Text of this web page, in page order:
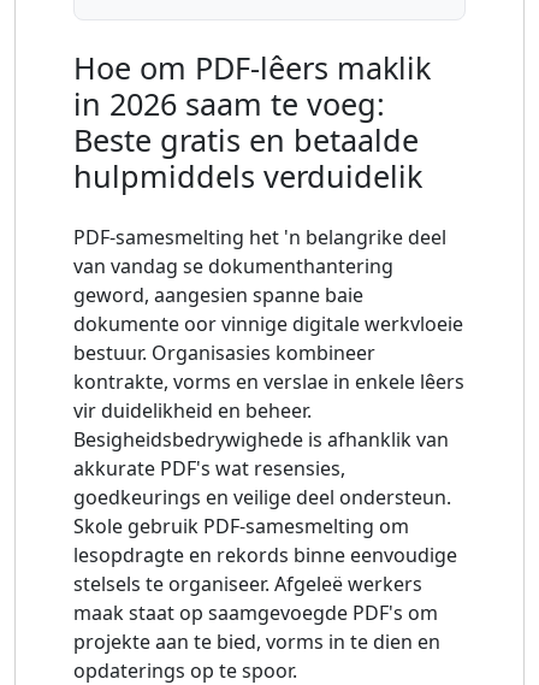
Hoe om PDF-lêers maklik
in 2026 saam te voeg:
Beste gratis en betaalde
hulpmiddels verduidelik
PDF-samesmelting het 'n belangrike deel
van vandag se dokumenthantering
geword, aangesien spanne baie
dokumente oor vinnige digitale werkvloeie
bestuur. Organisasies kombineer
kontrakte, vorms en verslae in enkele lêers
vir duidelikheid en beheer.
Besigheidsbedrywighede is afhanklik van
akkurate PDF's wat resensies,
goedkeurings en veilige deel ondersteun.
Skole gebruik PDF-samesmelting om
lesopdragte en rekords binne eenvoudige
stelsels te organiseer. Afgeleë werkers
maak staat op saamgevoegde PDF's om
projekte aan te bied, vorms in te dien en
opdaterings op te spoor.